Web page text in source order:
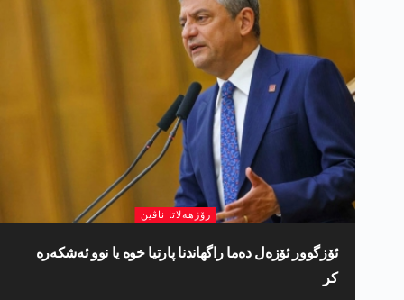
رۆژھەلاتا ناڤین
ئۆزگوور ئۆزەل دەما راگهاندنا پارتیا خوە یا نوو ئەشکەرە
کر